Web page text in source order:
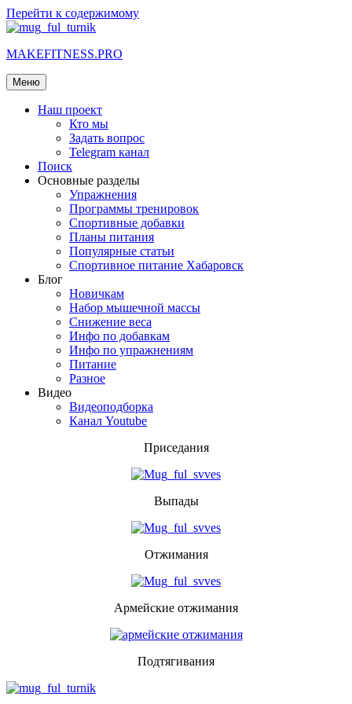
Перейти к содержимому
MAKEFITNESS.PRO
Меню
Наш проект
Кто мы
Задать вопрос
Telegram канал
Поиск
Основные разделы
Упражнения
Программы тренировок
Спортивные добавки
Планы питания
Популярные статьи
Спортивное питание Хабаровск
Блог
Новичкам
Набор мышечной массы
Снижение веса
Инфо по добавкам
Инфо по упражнениям
Питание
Разное
Видео
Видеоподборка
Канал Youtube
Приседания
Выпады
Отжимания
Армейские отжимания
Подтягивания